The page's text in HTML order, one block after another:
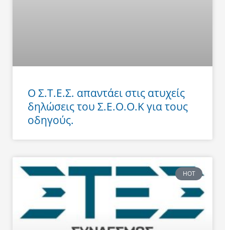
Ο Σ.Τ.Ε.Σ. απαντάει στις ατυχείς
δηλώσεις του Σ.Ε.Ο.Ο.Κ για τους
οδηγούς.
HOT